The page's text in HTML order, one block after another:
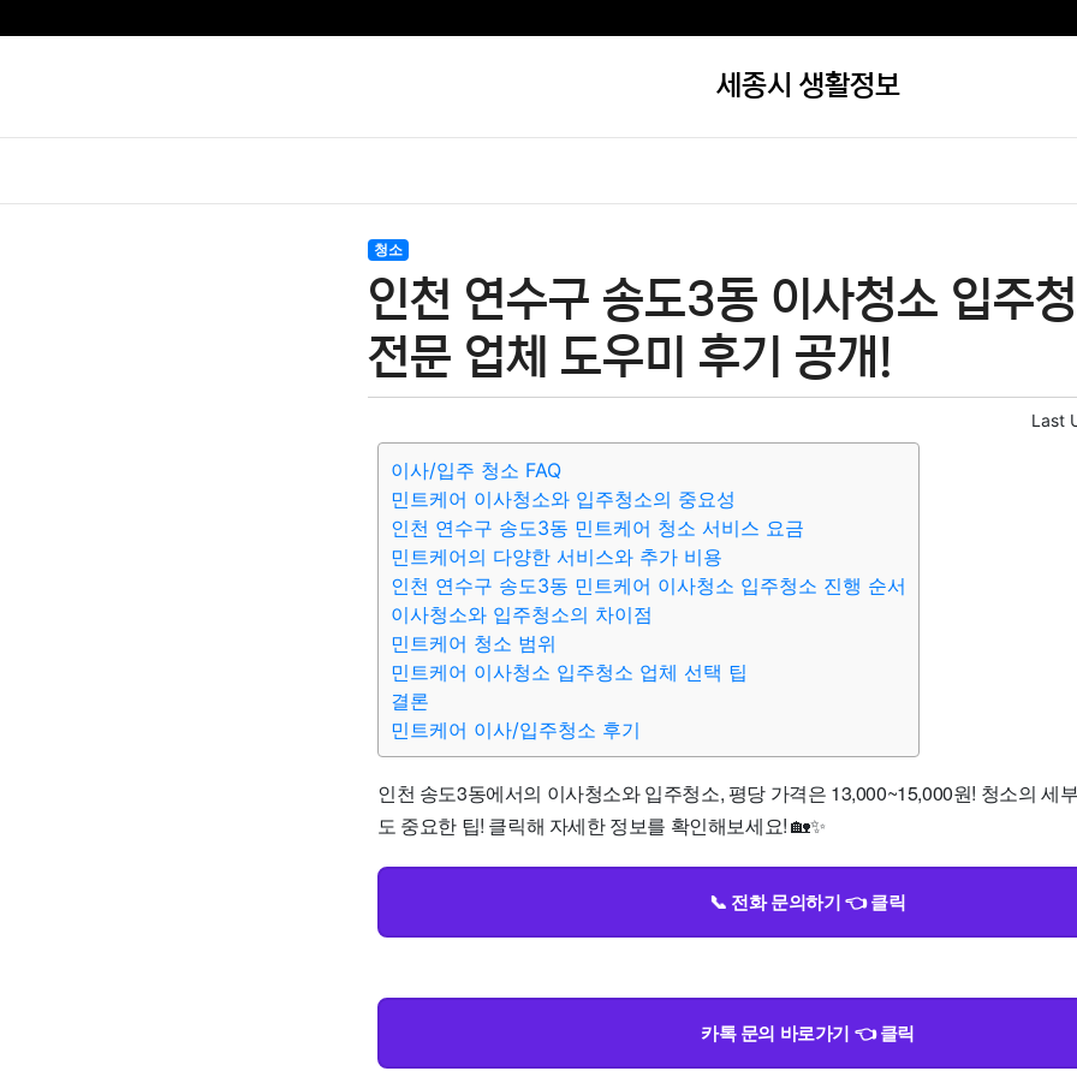
세종시 생활정보
청소
인천 연수구 송도3동 이사청소 입주
전문 업체 도우미 후기 공개!
Last
이사/입주 청소 FAQ
민트케어 이사청소와 입주청소의 중요성
인천 연수구 송도3동 민트케어 청소 서비스 요금
민트케어의 다양한 서비스와 추가 비용
인천 연수구 송도3동 민트케어 이사청소 입주청소 진행 순서
이사청소와 입주청소의 차이점
민트케어 청소 범위
민트케어 이사청소 입주청소 업체 선택 팁
결론
민트케어 이사/입주청소 후기
인천 송도3동에서의 이사청소와 입주청소, 평당 가격은 13,000~15,000원! 청소의 세
도 중요한 팁! 클릭해 자세한 정보를 확인해보세요! 🏡✨
📞 전화 문의하기 👈 클릭
카톡 문의 바로가기 👈 클릭